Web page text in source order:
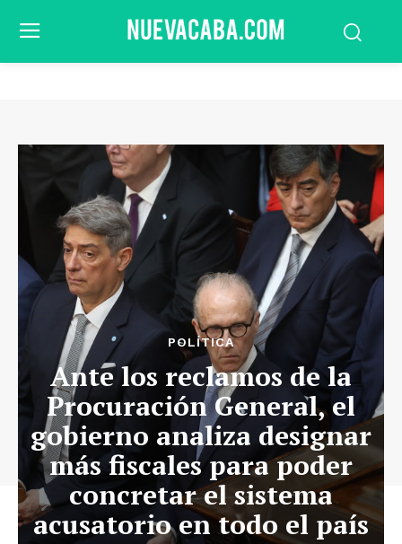
POLÍTICA
Ante los reclamos de la
Procuración General, el
gobierno analiza designar
más fiscales para poder
concretar el sistema
acusatorio en todo el país